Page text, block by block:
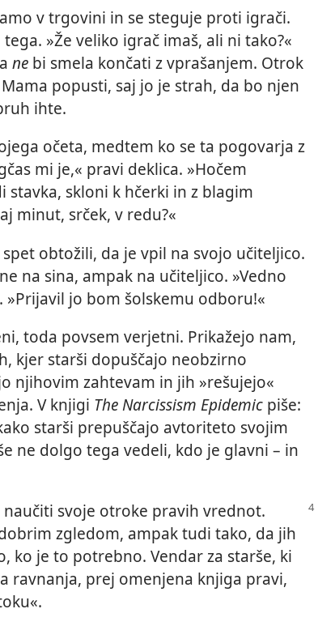
v trgovini in se steguje proti igrači.
»Že veliko igrač imaš, ali ni tako?«
ne bi smela končati z vprašanjem. Otrok
Mama popusti, saj jo je strah, da bo njen
ihte.
očeta, medtem ko se ta pogovarja z
mi je,« pravi deklica. »Hočem
stavka, skloni k hčerki in z blagim
minut, srček, v redu?«
obtožili, da je vpil na svojo učiteljico.
na sina, ampak na učiteljico. »Vedno
»Prijavil jo bom šolskemu odboru!«
toda povsem verjetni. Prikažejo nam,
kjer starši dopuščajo neobzirno
njihovim zahtevam in jih »rešujejo«
V knjigi The Narcissism Epidemic piše:
starši prepuščajo avtoriteto svojim
ne dolgo tega vedeli, kdo je glavni – in
svoje otroke pravih vrednot.
zgledom, ampak tudi tako, da jih
ko je to potrebno. Vendar za starše, ki
ravnanja, prej omenjena knjiga pravi,